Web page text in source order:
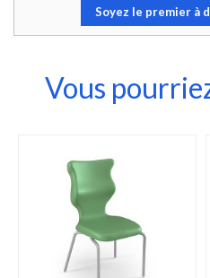
Soyez le premier à
Vous